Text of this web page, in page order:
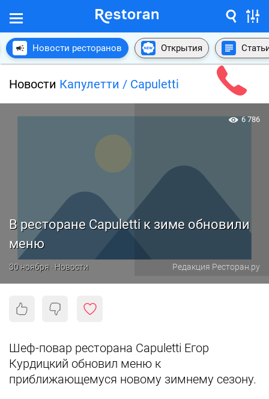
Новости ресторанов Открытия
Новости Капулетти / Capuletti
В ресторане Capuletti к зиме обновили
меню
30 ноября · Новости Редакция Ресторан.ру
6 786
Шеф-повар ресторана Capuletti Егор
Курдицкий обновил меню к
приближающемуся новому зимнему сезону.